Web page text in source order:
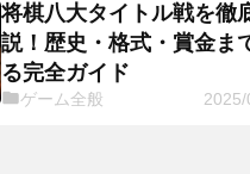
将棋八大タイトル戦を徹
説！歴史・格式・賞金ま
る完全ガイド
ゲーム全般